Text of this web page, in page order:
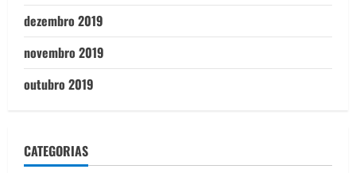
dezembro 2019
novembro 2019
outubro 2019
CATEGORIAS